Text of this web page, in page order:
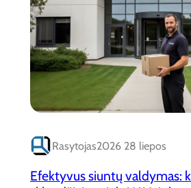
Rasytojas2026 28 liepos
Efektyvus siuntų valdymas: